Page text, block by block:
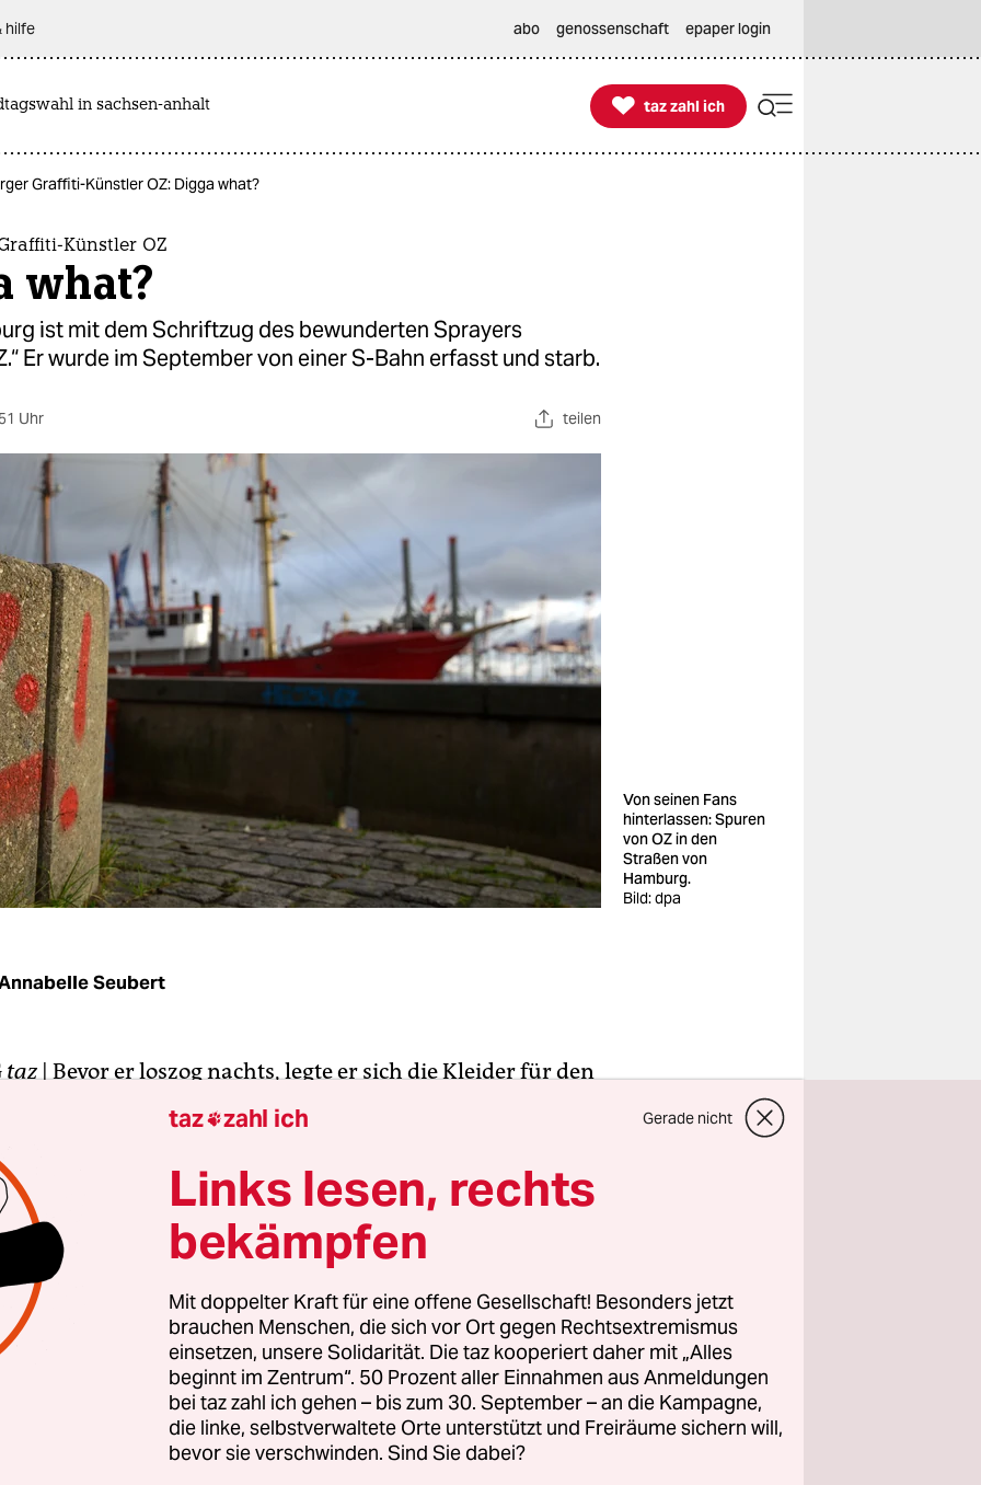
hilfe abo genossenschaft epaper login
in sachsen-anhalt 
taz zahl ich
taz zahl ich
Graffiti-Künstler OZ: Digga what?
Künstler OZ
what?
ist mit dem Schriftzug des bewunderten Sprayers
Er wurde im September von einer S-Bahn erfasst und starb.
Uhr teilen
Von seinen Fans
hinterlassen: Spuren
von OZ in den
Straßen von
Hamburg.
Bild: dpa
Seubert
taz | Bevor er loszog nachts, legte er sich die Kleider für den
zurecht, ordentlich gestapelt, eins aufs andere, was er
T-Shirts, Pullis, Jeans. Auch die Lebensmittel soll er
haben. Was er eben so aß. Käse, Obst,
Überhaupt sei er ordentlich gewesen, pedantisch, ein
sagen das, er hatte nicht viele. Beuth war einer – sein
tun gegen das „Wehrmachtsgrau“, wie er es nannte – die
„Muss noch sauber machen“, sagte er oft. Er hatte viel
er Hamburg vom Grau befreien wollte. Mit Sprühdosen
war er unterwegs auf einem lila-grauen Fahrrad, Flecken
eine Delle in der Stange von den vielen Malen, die er
taz zahl ich Gerade nicht
Links lesen, rechts
bekämpfen
Mit doppelter Kraft für eine offene Gesellschaft! Besonders jetzt
brauchen Menschen, die sich vor Ort gegen Rechtsextremismus
einsetzen, unsere Solidarität. Die taz kooperiert daher mit „Alles
beginnt im Zentrum“. 50 Prozent aller Einnahmen aus Anmeldungen
bei taz zahl ich gehen – bis zum 30. September – an die Kampagne,
die linke, selbstverwaltete Orte unterstützt und Freiräume sichern will,
bevor sie verschwinden. Sind Sie dabei?